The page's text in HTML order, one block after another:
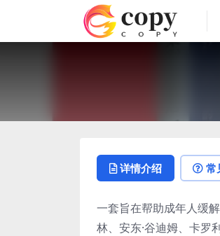
详情介绍 常
一套旨在帮助成年人缓
林、安东·谷迪姆、卡罗